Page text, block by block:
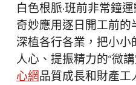
白色根脈·班前非常鐘
奇妙應用逐日開工前的
深植各行各業，把小
人心、提振精力的“微
心網品質成長和財產工